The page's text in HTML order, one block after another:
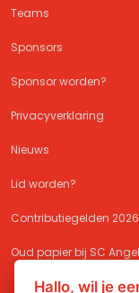
Teams
Sponsors
Sponsor worden?
Privacyverklaring
Nieuws
Lid worden?
Contributiegelden
Oud papier bij SC
Hallo, wil je